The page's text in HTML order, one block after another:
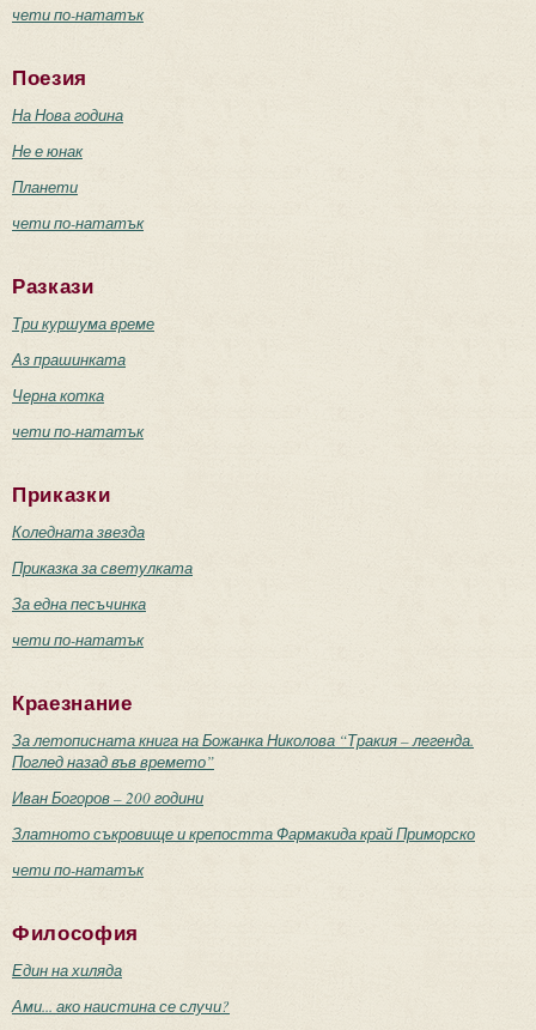
чети по-нататък
Поезия
На Нова година
Не е юнак
Планети
чети по-нататък
Разкази
Три куршума време
Аз прашинката
Черна котка
чети по-нататък
Приказки
Коледната звезда
Приказка за светулката
За една песъчинка
чети по-нататък
Краезнание
За летописната книга на Божанка Николова “Тракия – легенда.
Поглед назад във времето”
Иван Богоров – 200 години
Златното съкровище и крепостта Фармакида край Приморско
чети по-нататък
Философия
Един на хиляда
Ами... ако наистина се случи?